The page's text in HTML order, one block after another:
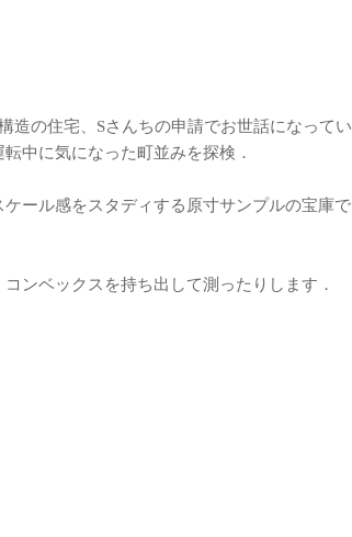
造の住宅、Sさんちの申請でお世話になってい
中に気になった町並みを探検．
ール感をスタディする原寸サンプルの宝庫で
ンベックスを持ち出して測ったりします．